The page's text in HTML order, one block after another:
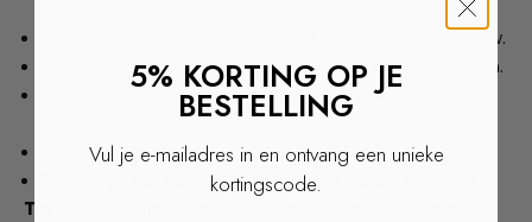
Gebruik een flexibel meetlint of een dun stukje touw.
Wikkel het rond de vinger waar je de ring wilt dragen.
Markeer het punt waar de uiteinden elkaar
Meet het gemarkeerde stuk met een liniaal.
Twijfel je tussen twee maten? Kies de grotere.
Tip:
5% KORTING OP JE
BESTELLING
Vul je e-mailadres in en ontvang een unieke
kortingscode.